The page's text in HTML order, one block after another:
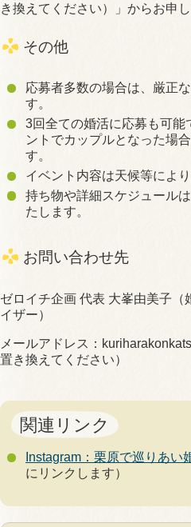
き換えてください）」からお申し
その他
応募者多数の場合は、厳正
す。
3回全ての婚活に応募も可能
ントでカップルとなった場
す。
イベント内容は天候等によ
持ち物や詳細スケジュール
たします。
お問い合わせ先
ゼロイチ企画 代表 大峯由美子
イザー）
メールアドレス：
置き換えてください）
関連リンク
Instagram：栗原で巡りあい
にリンクします）